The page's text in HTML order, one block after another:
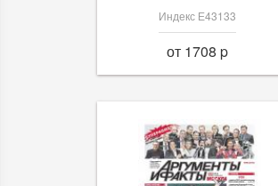
Индекс Е43133
от 1708 p